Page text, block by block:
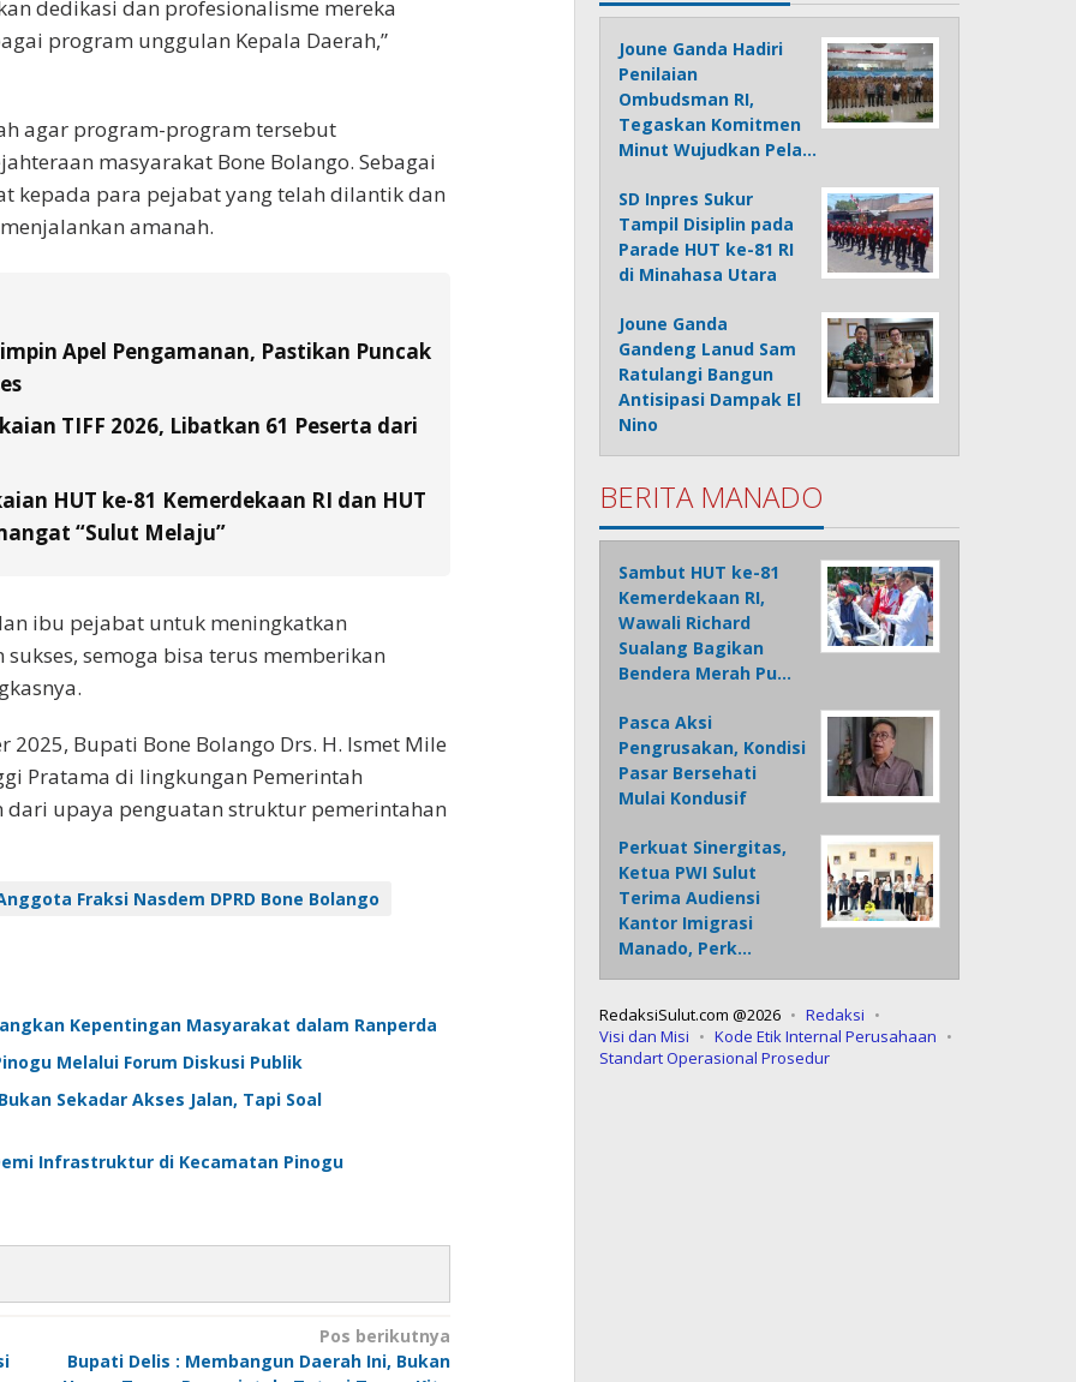
dedikasi dan profesionalisme mereka
program unggulan Kepala Daerah,”
agar program-program tersebut
masyarakat Bone Bolango. Sebagai
kepada para pejabat yang telah dilantik dan
amanah.
Apel Pengamanan, Pastikan Puncak
TIFF 2026, Libatkan 61 Peserta dari
HUT ke-81 Kemerdekaan RI dan HUT
“Sulut Melaju”
ibu pejabat untuk meningkatkan
semoga bisa terus memberikan
Bupati Bone Bolango Drs. H. Ismet Mile
Pratama di lingkungan Pemerintah
dari upaya penguatan struktur pemerintahan
Fraksi Nasdem DPRD Bone Bolango
Kepentingan Masyarakat dalam Ranperda
Melalui Forum Diskusi Publik
Sekadar Akses Jalan, Tapi Soal
Infrastruktur di Kecamatan Pinogu
Pos berikutnya
Bupati Delis : Membangun Daerah Ini, Bukan
Joune Ganda Hadiri
Penilaian
Ombudsman RI,
Tegaskan Komitmen
Minut Wujudkan Pela…
SD Inpres Sukur
Tampil Disiplin pada
Parade HUT ke-81 RI
di Minahasa Utara
Joune Ganda
Gandeng Lanud Sam
Ratulangi Bangun
Antisipasi Dampak El
Nino
BERITA MANADO
Sambut HUT ke-81
Kemerdekaan RI,
Wawali Richard
Sualang Bagikan
Bendera Merah Pu…
Pasca Aksi
Pengrusakan, Kondisi
Pasar Bersehati
Mulai Kondusif
Perkuat Sinergitas,
Ketua PWI Sulut
Terima Audiensi
Kantor Imigrasi
Manado, Perk…
RedaksiSulut.com @2026
Redaksi
Visi dan Misi
Kode Etik Internal Perusahaan
Standart Operasional Prosedur